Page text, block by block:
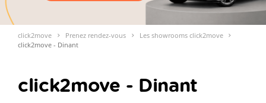
click2move Prenez rendez-vous
Les showrooms click2move
click2move - Dinant
click2move - Dinant